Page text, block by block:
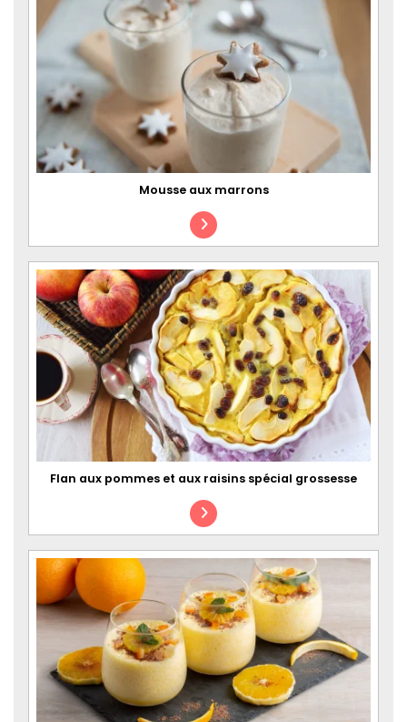
Mousse aux marrons
Flan aux pommes et aux raisins spécial grossesse